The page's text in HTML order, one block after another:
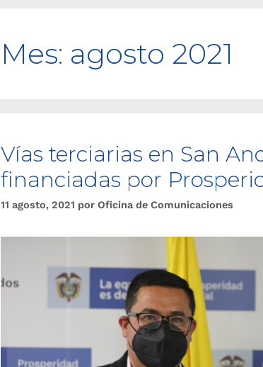
Mes: agosto 2021
Vías terciarias en San
financiadas por
11 agosto, 2021 por Oficina de Comunicaciones